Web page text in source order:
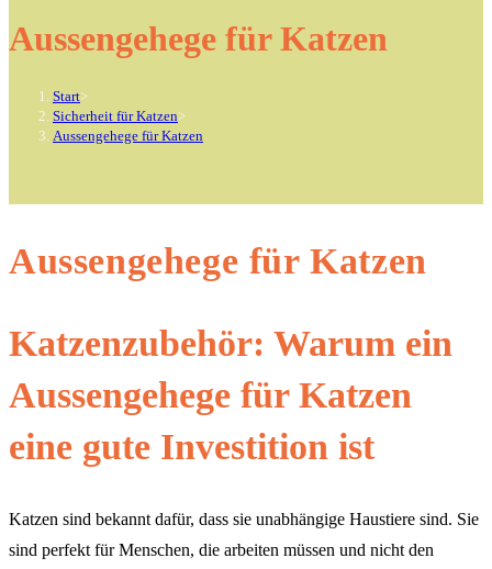
Aussengehege für Katzen
Start>
Sicherheit für Katzen>
Aussengehege für Katzen
Aussengehege für Katzen
Katzenzubehör: Warum ein
Aussengehege für Katzen
eine gute Investition ist
Katzen sind bekannt dafür, dass sie unabhängige Haustiere sind. Sie
sind perfekt für Menschen, die arbeiten müssen und nicht den